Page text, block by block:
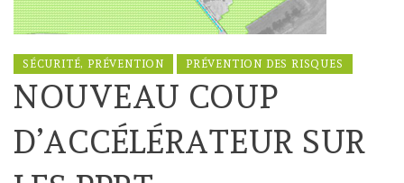
SÉCURITÉ, PRÉVENTION PRÉVENTION DES RISQUES
NOUVEAU COUP
D’ACCÉLÉRATEUR SUR